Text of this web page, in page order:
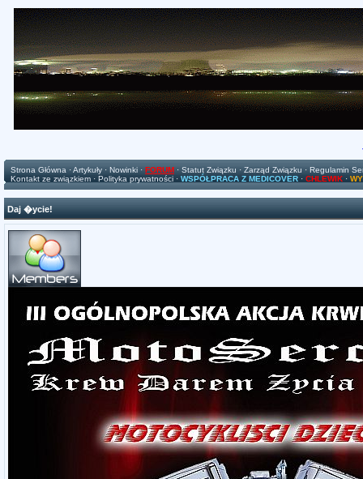
Strona Główna ·Artykuły · Nowinki · FORUM · Statut Związku · Zarząd Związku · Regulamin
Kontakt ze związkiem · Polityka prywatności · WSPÓŁPRACA Z MEDICOVER · CHLEWIK ·
Daj �ycie!